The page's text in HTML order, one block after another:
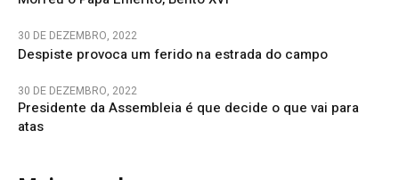
30 DE DEZEMBRO, 2022
Despiste provoca um ferido na estrada do campo
30 DE DEZEMBRO, 2022
Presidente da Assembleia é que decide o que vai para
atas